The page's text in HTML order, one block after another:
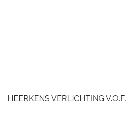
HEERKENS VERLICHTING V.O.F.